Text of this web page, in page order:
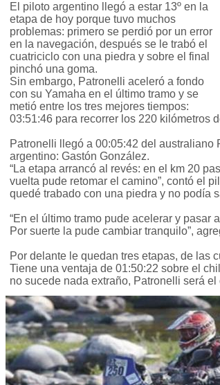
El piloto argentino llegó a estar 13º en la
etapa de hoy porque tuvo muchos
problemas: primero se perdió por un error
en la navegación, después se le trabó el
cuatriciclo con una piedra y sobre el final
pinchó una goma.
Sin embargo, Patronelli aceleró a fondo
con su Yamaha en el último tramo y se
metió entre los tres mejores tiempos:
03:51:46 para recorrer los 220 kilómetros
Patronelli llegó a 00:05:42 del australiano
argentino: Gastón González.
“La etapa arrancó al revés: en el km 20
vuelta pude retomar el camino”, contó el
quedé trabado con una piedra y no podía
“En el último tramo pude acelerar y pasar
Por suerte la pude cambiar tranquilo”,
Por delante le quedan tres etapas, de las
Tiene una ventaja de 01:50:22 sobre el
no sucede nada extraño, Patronelli será el